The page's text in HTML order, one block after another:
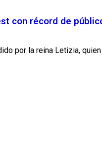
con récord de
por la reina Letizia, quien